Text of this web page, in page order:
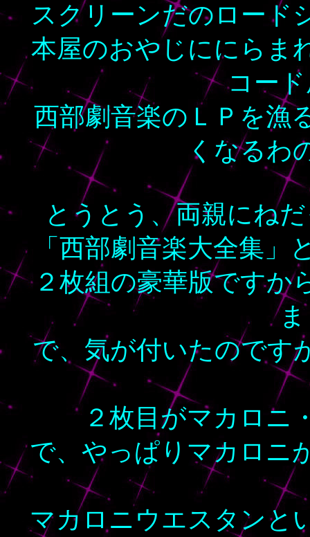
スクリーンだのロード
本屋のおやじににらま
コー
西部劇音楽のＬＰを漁
くなるわ
とうとう、両親にね
「西部劇音楽大全集
２枚組の豪華版ですか
で、気が付いたのです
２枚目がマカロニ
で、やっぱりマカロニ
マカロニウエスタンと